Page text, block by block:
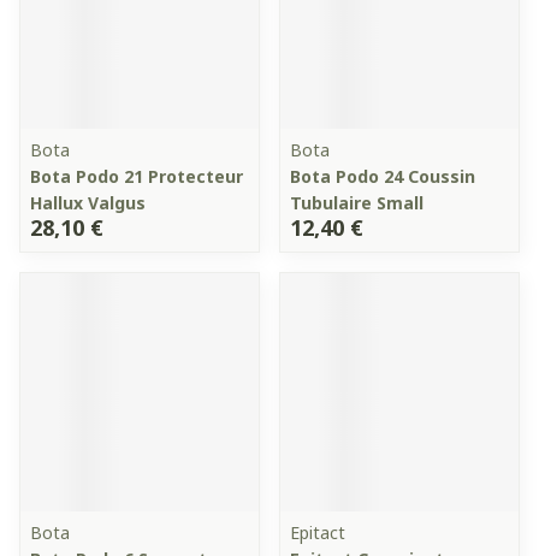
Bota
Bota Podo 21 Protecteur
Hallux Valgus
28,10 €
Bota
Bota Podo 24 Coussin
Tubulaire Small
12,40 €
Bota
Epitact